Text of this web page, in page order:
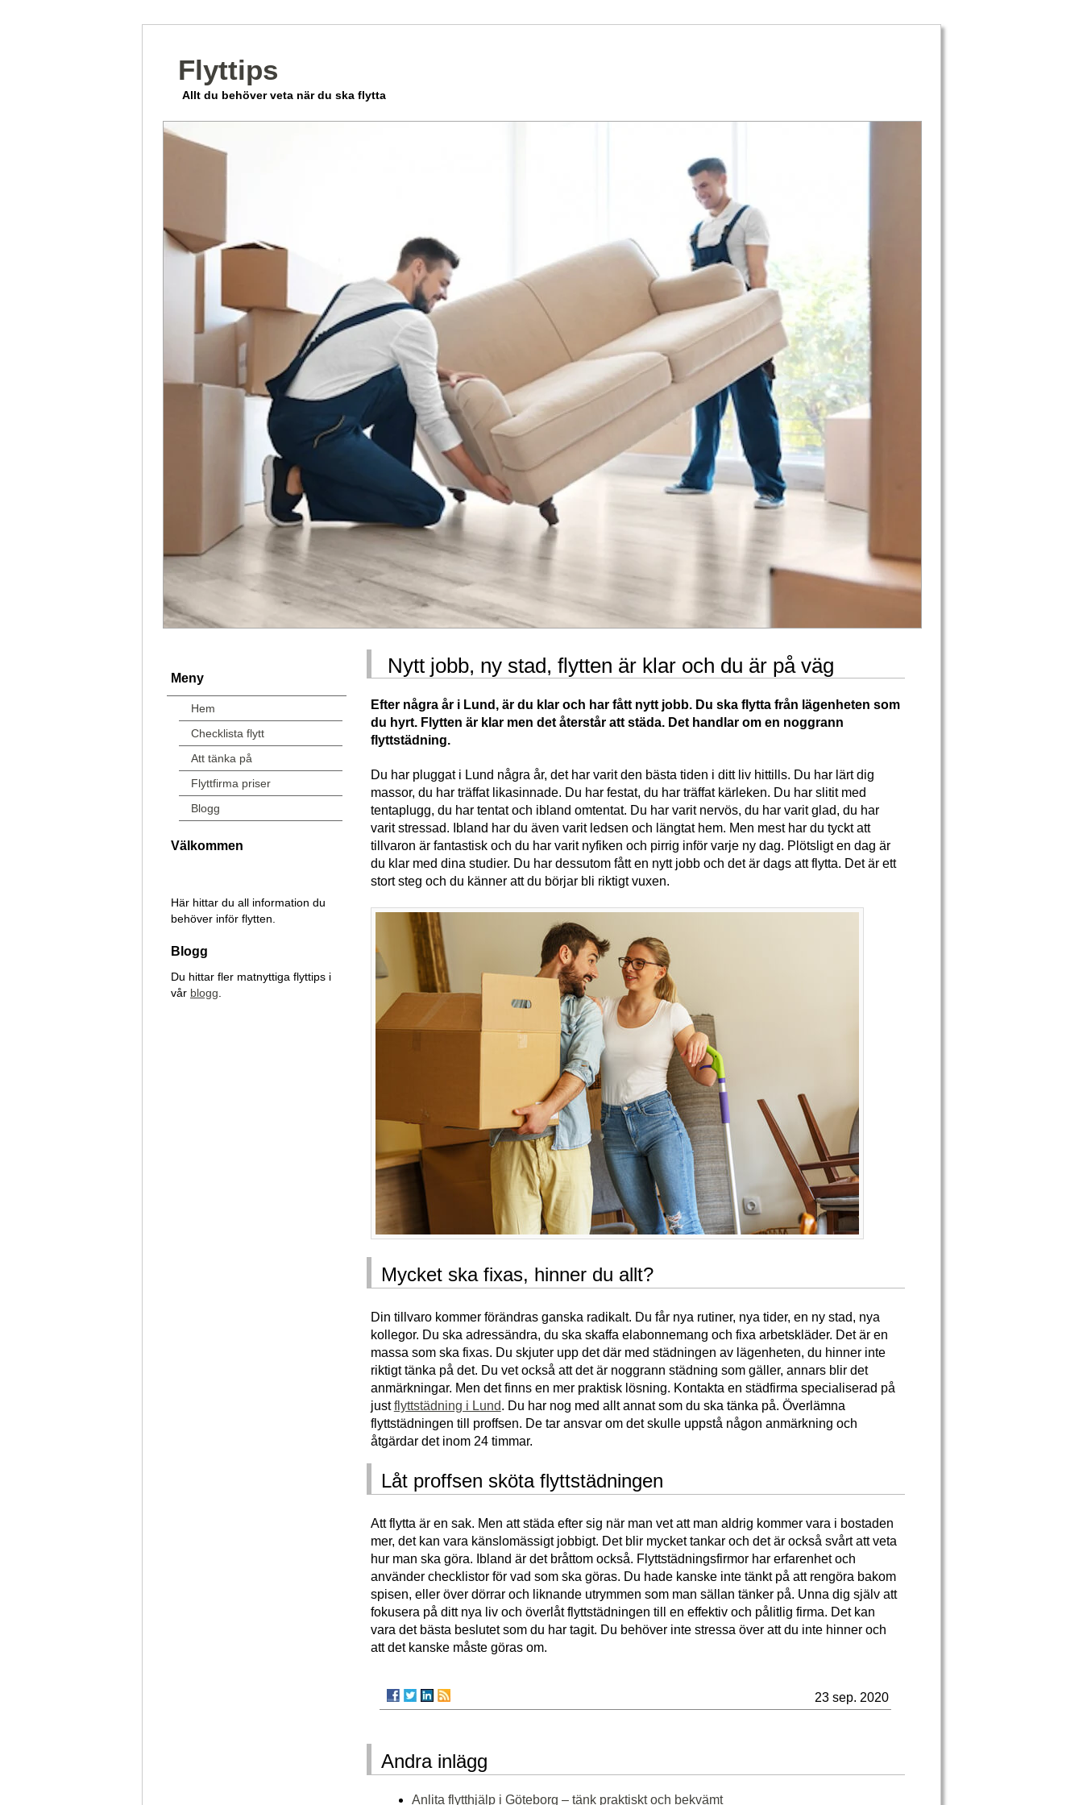
Flyttips
Allt du behöver veta när du ska flytta
Nytt jobb, ny stad, flytten är klar och du är på väg
Efter några år i Lund, är du klar och har fått nytt jobb. Du ska flytta från lägenheten som
du hyrt. Flytten är klar men det återstår att städa. Det handlar om en noggrann
flyttstädning.
Du har pluggat i Lund några år, det har varit den bästa tiden i ditt liv hittills. Du har lärt dig
massor, du har träffat likasinnade. Du har festat, du har träffat kärleken. Du har slitit med
tentaplugg, du har tentat och ibland omtentat. Du har varit nervös, du har varit glad, du har
varit stressad. Ibland har du även varit ledsen och längtat hem. Men mest har du tyckt att
tillvaron är fantastisk och du har varit nyfiken och pirrig inför varje ny dag. Plötsligt en dag är
du klar med dina studier. Du har dessutom fått en nytt jobb och det är dags att flytta. Det är ett
stort steg och du känner att du börjar bli riktigt vuxen.
Mycket ska fixas, hinner du allt?
Din tillvaro kommer förändras ganska radikalt. Du får nya rutiner, nya tider, en ny stad, nya
kollegor. Du ska adressändra, du ska skaffa elabonnemang och fixa arbetskläder. Det är en
massa som ska fixas. Du skjuter upp det där med städningen av lägenheten, du hinner inte
riktigt tänka på det. Du vet också att det är noggrann städning som gäller, annars blir det
anmärkningar. Men det finns en mer praktisk lösning. Kontakta en städfirma specialiserad på
justflyttstädning i Lund. Du har nog med allt annat som du ska tänka på. Överlämna
flyttstädningen till proffsen. De tar ansvar om det skulle uppstå någon anmärkning och
åtgärdar det inom 24 timmar.
Låt proffsen sköta flyttstädningen
Att flytta är en sak. Men att städa efter sig när man vet att man aldrig kommer vara i bostaden
mer, det kan vara känslomässigt jobbigt. Det blir mycket tankar och det är också svårt att veta
hur man ska göra. Ibland är det bråttom också. Flyttstädningsfirmor har erfarenhet och
använder checklistor för vad som ska göras. Du hade kanske inte tänkt på att rengöra bakom
spisen, eller över dörrar och liknande utrymmen som man sällan tänker på. Unna dig själv att
fokusera på ditt nya liv och överlåt flyttstädningen till en effektiv och pålitlig firma. Det kan
vara det bästa beslutet som du har tagit. Du behöver inte stressa över att du inte hinner och
att det kanske måste göras om.
23 sep. 2020
Andra inlägg
Anlita flytthjälp i Göteborg – tänk praktiskt och bekvämt
Meny
Hem
Checklista flytt
Att tänka på
Flyttfirma priser
Blogg
Välkommen
Här hittar du all information du
behöver inför flytten.
Blogg
Du hittar fler matnyttiga flyttips i
vår blogg.